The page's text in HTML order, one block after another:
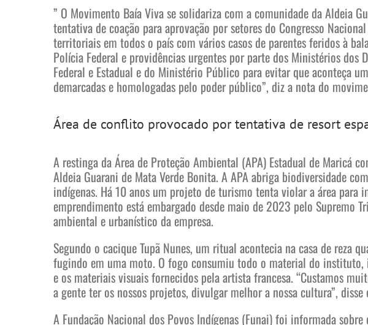
” O Movimento Baía Viva se solidariza com a comunidade da Aldeia
tentativa de coação para aprovação por setores do Congresso
territoriais em todos o país com vários casos de parentes feridos à
Polícia Federal e providências urgentes por parte dos Ministérios dos
Federal e Estadual e do Ministério Público para evitar que aconteça
demarcadas e homologadas pelo poder público”, diz a nota do
Área de conflito provocado por tentativa de resort
A restinga da Área de Proteção Ambiental (APA) Estadual de Maricá
Aldeia Guarani de Mata Verde Bonita. A APA abriga biodiversidade
indígenas. Há 10 anos um projeto de turismo tenta violar a área
emprendimento está embargado desde maio de 2023 pelo Supremo
ambiental e urbanístico da empresa.
Segundo o cacique Tupã Nunes, um ritual acontecia na casa de reza
fugindo em uma moto. O fogo consumiu todo o material do
e os materiais visuais fornecidos pela artista francesa. “Custamos
a gente ter os nossos projetos, divulgar melhor a nossa cultura”, disse
A Fundação Nacional dos Povos Indígenas (Funai) foi informada